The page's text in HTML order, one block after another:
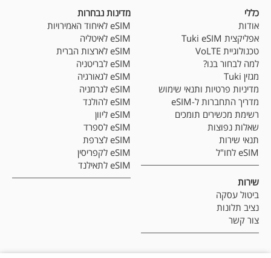
כללי
אודות
אפליקצית Tuki eSIM
טכנולוגיית VoLTE
למה לבחור בנו?
מגזין Tuki
מדיניות פרטיות ותנאי שימוש
מדריך התחברות ל-eSIM
רשימת מכשירים תומכים
שאלות נפוצות
תנאי שירות
eSIM לחו"ל
שירות
ביטול עסקה
נציב תלונות
צור קשר
מדינות נבחרות
eSIM לאיחוד האמירויות
eSIM לאיטליה
eSIM לארצות הברית
eSIM לבריטניה
eSIM לגאורגיה
eSIM לגרמניה
eSIM להולנד
eSIM ליוון
eSIM לספרד
eSIM לצרפת
eSIM לקפריסין
eSIM לתאילנד